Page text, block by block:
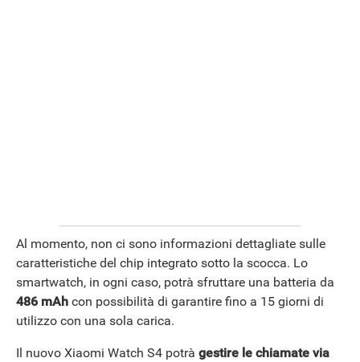
Al momento, non ci sono informazioni dettagliate sulle
caratteristiche del chip integrato sotto la scocca. Lo
smartwatch, in ogni caso, potrà sfruttare una batteria da
486 mAh con possibilità di garantire fino a 15 giorni di
utilizzo con una sola carica.
Il nuovo Xiaomi Watch S4 potrà gestire le chiamate via